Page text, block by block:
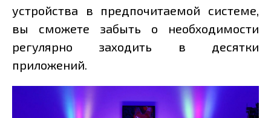
устройства в предпочитаемой системе,
вы сможете забыть о необходимости
регулярно заходить в десятки
приложений.